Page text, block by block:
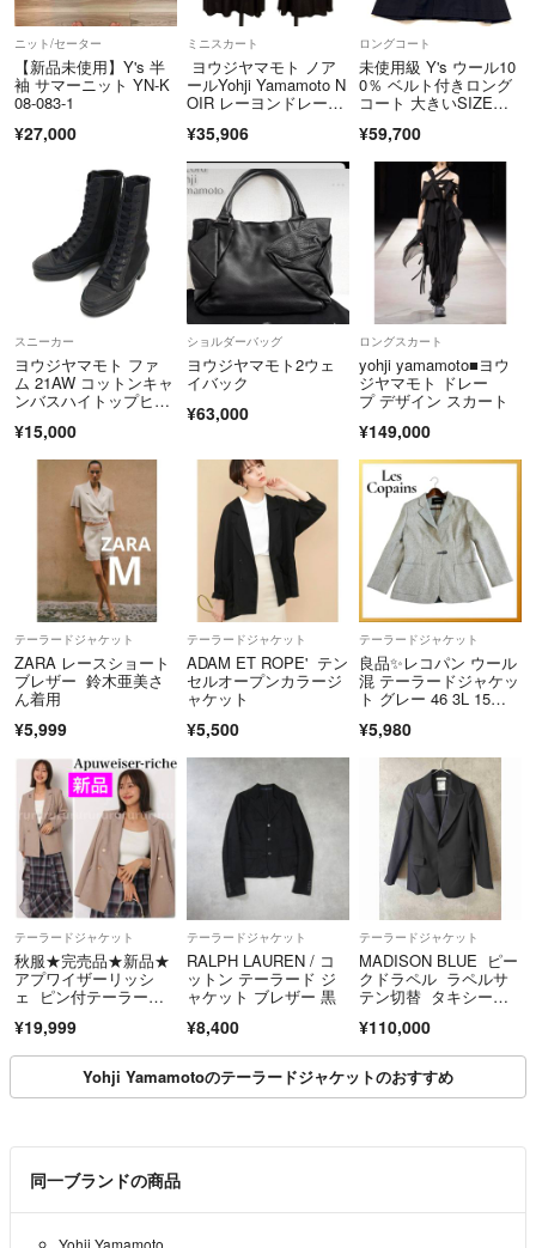
ニット/セーター
【新品未使用】Y's 半
袖 サマーニット YN-K
08-083-1
¥27,000
ミニスカート
ヨウジヤマモト ノア
ールYohji Yamamoto N
OIR レーヨンドレープ
¥35,906
ロングコート
未使用級 Y's ウール10
0％ ベルト付きロング
コート 大きいSIZE
¥59,700
スニーカー
ヨウジヤマモト ファ
ム 21AW コットンキャ
ンバスハイトップヒー
¥15,000
ショルダーバッグ
ヨウジヤマモト2ウェ
イバック
¥63,000
ロングスカート
yohji yamamoto■ヨウ
ジヤマモト ドレー
プ デザイン スカート
¥149,000
テーラードジャケット
ZARA レースショート
ブレザー 鈴木亜美さ
ん着用
¥5,999
テーラードジャケット
ADAM ET ROPE' テン
セルオープンカラージ
ャケット
¥5,500
テーラードジャケット
良品✨レコパン ウール
混 テーラードジャケッ
ト グレー 46 3L 15
¥5,980
テーラードジャケット
秋服★完売品★新品★
アプワイザーリッシ
ェ ピン付テーラージ
¥19,999
テーラードジャケット
RALPH LAUREN / コ
ットン テーラード ジ
ャケット ブレザー 黒
¥8,400
テーラードジャケット
MADISON BLUE ピー
クドラペル ラペルサ
テン切替 タキシード
¥110,000
Yohji Yamamotoのテーラードジャケットのおすすめ
同一ブランドの商品
Yohji Yamamoto